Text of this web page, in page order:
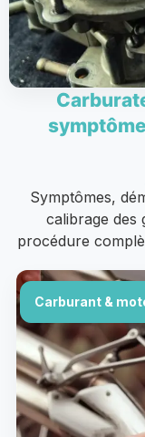
Symptômes,
calibrage des
procédure
Carburant &